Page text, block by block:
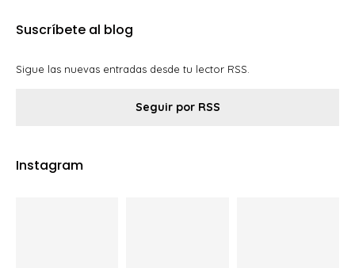
Suscríbete al blog
Sigue las nuevas entradas desde tu lector RSS.
Seguir por RSS
Instagram